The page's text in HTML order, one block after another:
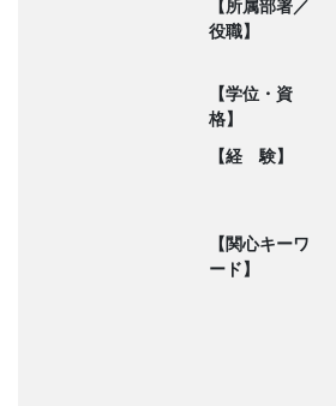
【所属部署／
役職】
【学位・資
格】
【経 験】
【関心キーワ
ード】